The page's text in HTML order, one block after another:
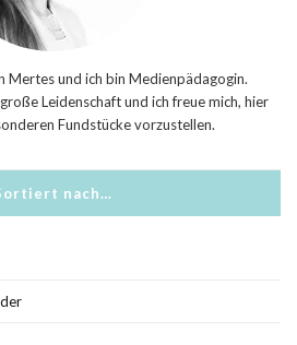
Mertes und ich bin Medienpädagogin.
Leidenschaft und ich freue mich, hier
Fundstücke vorzustellen.
nach…